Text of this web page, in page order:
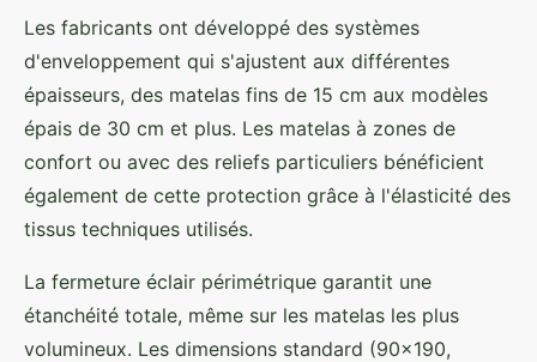
Les fabricants ont développé des systèmes
d'enveloppement qui s'ajustent aux différentes
épaisseurs, des matelas fins de 15 cm aux modèles
épais de 30 cm et plus. Les matelas à zones de
confort ou avec des reliefs particuliers bénéficient
également de cette protection grâce à l'élasticité des
tissus techniques utilisés.
La fermeture éclair périmétrique garantit une
étanchéité totale, même sur les matelas les plus
volumineux. Les dimensions standard (90x190,